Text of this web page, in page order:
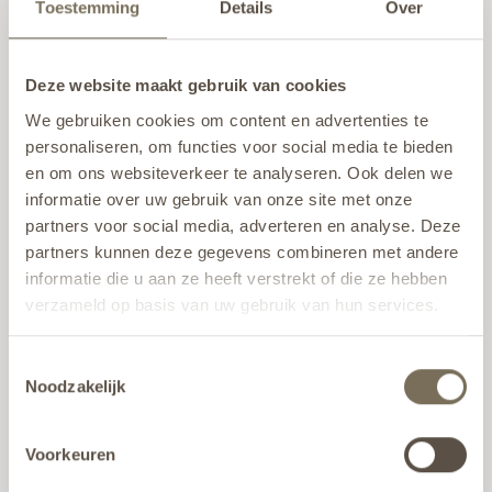
Toestemming Details Over
Deze website maakt gebruik van cookies
We gebruiken cookies om content en advertenties te
personaliseren, om functies voor social media te bieden
en om ons websiteverkeer te analyseren. Ook delen we
informatie over uw gebruik van onze site met onze
partners voor social media, adverteren en analyse. Deze
partners kunnen deze gegevens combineren met andere
informatie die u aan ze heeft verstrekt of die ze hebben
verzameld op basis van uw gebruik van hun services.
jehier.
Noodzakelijk
Voorkeuren
NEN-norm EN10025-5 waarin vastgelegd is waaraan het
staal moet voldoen.
Kwaliteit (EN10204-3.1)
Het door ons gebruikte cortenstaal wordt altijd
gecontroleerd op kwaliteit. Onze leveranciers voldoen aan
de Europese EN10204-3.1 NEN-norm. Iedere batch krijgt
kwaliteits- en testrapporten, uitgevoerd door een separate
afdeling bij de leverancier. Hiermee leveren zij volgens het
certificaat waardoor wij zeker weten dat we producten van
topkwaliteit kunnen maken en borgen we efficiënte
1,5 tot 15 mm